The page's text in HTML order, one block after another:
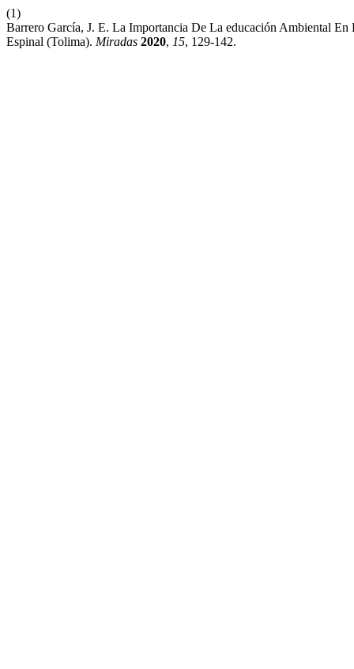
(1)
Barrero García, J. E. La Importancia De La educación Ambiental
Espinal (Tolima). Miradas 2020, 15, 129-142.